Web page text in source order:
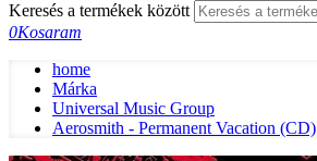
Keresés a termékek között
0Kosaram
home
Márka
Universal Music Group
Aerosmith - Permanent Vacation (CD)